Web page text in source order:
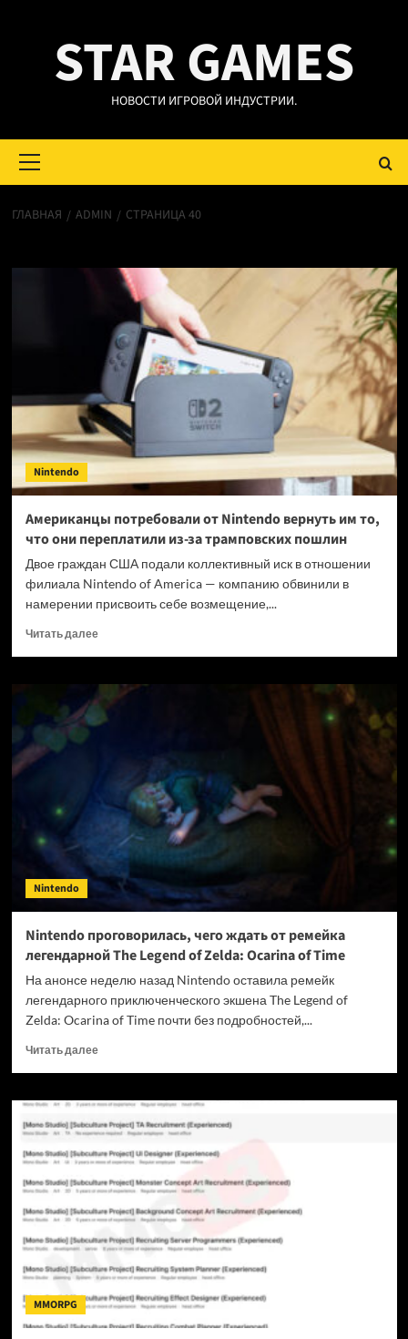
содержимомуSTAR GAMES
НОВОСТИ ИГРОВОЙ ИНДУСТРИИ.
меню
ГЛАВНАЯ ADMIN СТРАНИЦА 40
Nintendo
Американцы потребовали от Nintendo вернуть им то,
что они переплатили из-за трамповских пошлин
Двое граждан США подали коллективный иск в отношении
филиала Nintendo of America — компанию обвинили в
намерении присвоить себе возмещение,...
Читать далееПрочитать
Американцы
потребовали
что
переплатили
из-
за
трамповских
пошлин
Nintendo
Nintendo проговорилась, чего ждать от ремейка
легендарной The Legend of Zelda: Ocarina of Time
На анонсе неделю назад Nintendo оставила ремейк
легендарного приключенческого экшена The Legend of
Zelda: Ocarina of Time почти без подробностей,...
Читать далееПрочитать
Nintendo
чего
ждать
от
ремейка
The
Legend
of
Zelda:
of
Time
MMORPG